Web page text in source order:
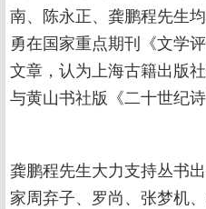
南、陈永正、龚鹏程先生
勇在国家重点期刊《文学
文章，认为上海古籍出版
与黄山书社版《二十世纪诗
龚鹏程先生大力支持丛书
家周弃子、罗尚、张梦机